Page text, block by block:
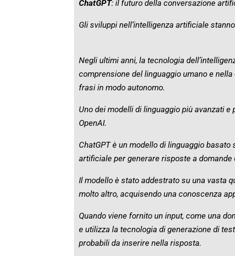
ChatGPT: il futuro della conversazione
Gli sviluppi nell’intelligenza artificiale
Negli ultimi anni, la tecnologia
comprensione del linguaggio umano e
frasi in modo autonomo.
Uno dei modelli di linguaggio più avanzati
OpenAI.
ChatGPT è un modello di linguaggio
artificiale per generare risposte a
Il modello è stato addestrato su una vasta
molto altro, acquisendo una conoscenza
Quando viene fornito un input, come una
e utilizza la tecnologia di generazione di
probabili da inserire nella risposta.